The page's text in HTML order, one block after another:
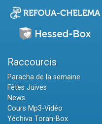
Raccourcis
Paracha de la semaine
Fêtes Juives
News
Cours Mp3-Vidéo
Yéchiva Torah-Box